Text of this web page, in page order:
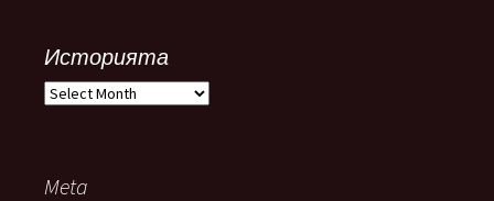
Историята
Историята
Meta